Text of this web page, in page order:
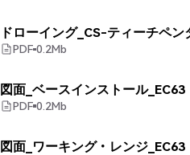
ドローイング_CS-ティーチペン
PDF 0.2Mb
図面_ベースインストール_EC63
PDF 0.2Mb
図面_ワーキング・レンジ_EC63